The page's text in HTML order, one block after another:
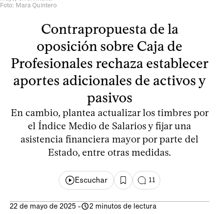
Foto: Mara Quintero
Contrapropuesta de la
oposición sobre Caja de
Profesionales rechaza establecer
aportes adicionales de activos y
pasivos
En cambio, plantea actualizar los timbres por
el Índice Medio de Salarios y fijar una
asistencia financiera mayor por parte del
Estado, entre otras medidas.
Escuchar 11
22 de mayo de 2025 - 2 minutos de lectura